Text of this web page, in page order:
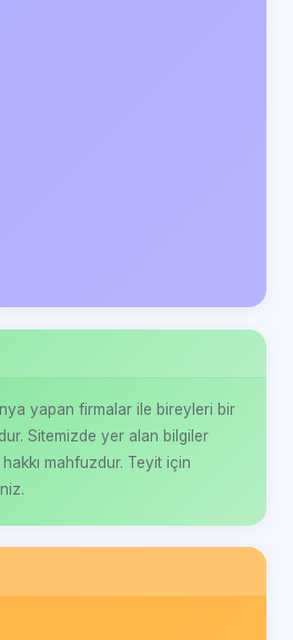
yapan firmalar ile bireyleri bir
Sitemizde yer alan bilgiler
hakkı mahfuzdur. Teyit için